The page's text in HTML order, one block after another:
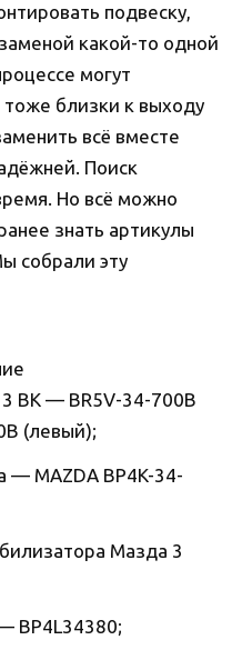
подвеску,
какой-то одной
могут
тоже близки к выходу
всё вместе
Поиск
Но всё можно
знать артикулы
собрали эту
BK — BR5V-34-700B
(левый);
— MAZDA BP4K-34-
Мазда 3
BP4L34380;